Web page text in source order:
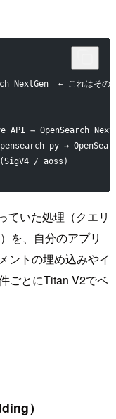
NextGen  ← これはその
API → OpenSearch
py →
/ aoss)
ていた処理（クエリ
を、自分のアプリ
ントの埋め込みやイ
ごとにTitan V2でベ
）